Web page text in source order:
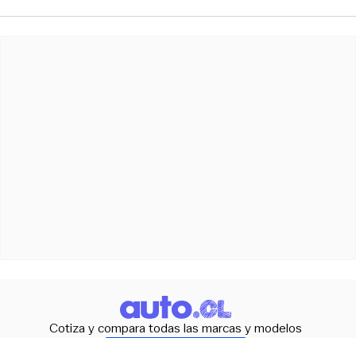
Cotiza y compara todas las marcas y modelos